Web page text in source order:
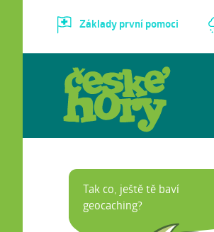
Základy první pomoci
Tak co, ještě tě baví
geocaching?